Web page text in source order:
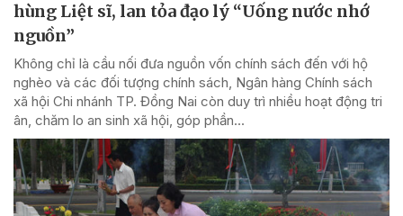
hùng Liệt sĩ, lan tỏa đạo lý “Uống nước nhớ
nguồn”
Không chỉ là cầu nối đưa nguồn vốn chính sách đến với hộ
nghèo và các đối tượng chính sách, Ngân hàng Chính sách
xã hội Chi nhánh TP. Đồng Nai còn duy trì nhiều hoạt động tri
ân, chăm lo an sinh xã hội, góp phần...